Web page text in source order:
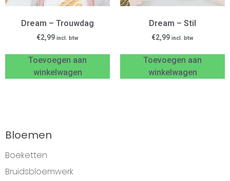
Dream – Trouwdag
€2,99 incl. btw
Toevoegen aan
winkelwagen
Dream – Stil
€2,99 incl. btw
Toevoegen aan
winkelwagen
Bloemen
Boeketten
Bruidsbloemwerk